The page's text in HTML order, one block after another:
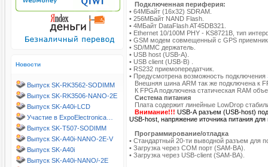
Новости
Выпуск SK-RK3562-SODIMM
Выпуск SK-RK3506-NANO-2E
Выпуск SK-A40i-LCD
Участие в ExpoElectronica…
Выпуск SK-T507-SODIMM
Выпуск SK-A40i-NANO-2E-V
Выпуск SK-A40i
Выпуск SK-A40i-NANO/-2E
Подключенная периферия:
• 64MБайт (16х32) SDRAM.
• 256МБайт NAND Flash.
• 4МБайт DataFlash AT45DB321.
• Ethernet 10/100M PHY - KS8721B, тип
• GSM модем совмещенный с GPS
• SD/MMC держатель.
• USB host (USB-A).
• USB client (USB-B) .
• RS232 приемопередатчик.
• Предусмотрена возможность подключения
Внешняя шина ARM так же подключена к
К FPGA подключена статическая RAM
Система питания
Плата содержит линейные LowDrop
Внимание!!! USB-A разъем (USB-host)
USB-host, напряжение иточника питания
Программирование/отладка
• Стандартный 20-ти выводной разъем для
• Загрузка через COM порт (SAM-BA).
• Загрузка через USB-client (SAM-BA).